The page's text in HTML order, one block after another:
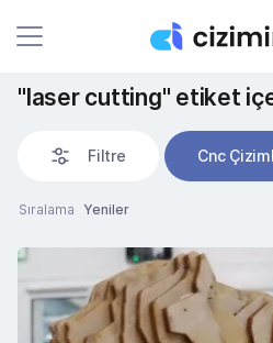
"laser cutting" etiket
Filtre Cnc
Sıralama Yeniler